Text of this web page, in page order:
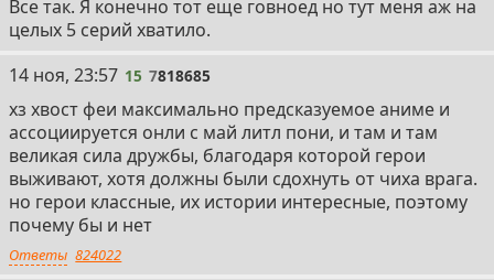
Все так. Я конечно тот еще говноед но тут меня аж на
целых 5 серий хватило.
15
14 ноя, 23:57 15 7818685
хз хвост феи максимально предсказуемое аниме и
ассоциируется онли с май литл пони, и там и там
великая сила дружбы, благодаря которой герои
выживают, хотя должны были сдохнуть от чиха врага.
но герои классные, их истории интересные, поэтому
почему бы и нет
Ответы 824022